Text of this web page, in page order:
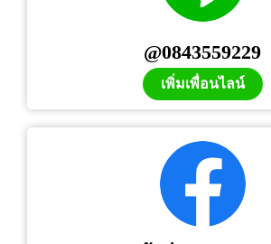
@0843559229
เพิ่มเพื่อนไลน์